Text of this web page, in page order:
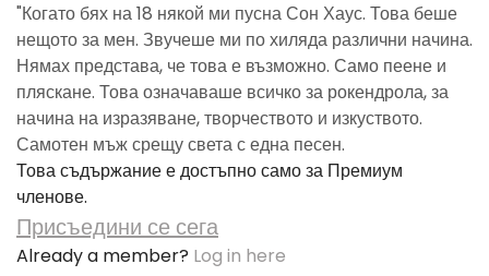
"Когато бях на 18 някой ми пусна Сон Хаус. Това беше
нещото за мен. Звучеше ми по хиляда различни начина.
Нямах представа, че това е възможно. Само пеене и
пляскане. Това означаваше всичко за рокендрола, за
начина на изразяване, творчеството и изкуството.
Самотен мъж срещу света с една песен.
Това съдържание е достъпно само за Премиум
членове.
Присъедини се сега
Already a member? Log in here